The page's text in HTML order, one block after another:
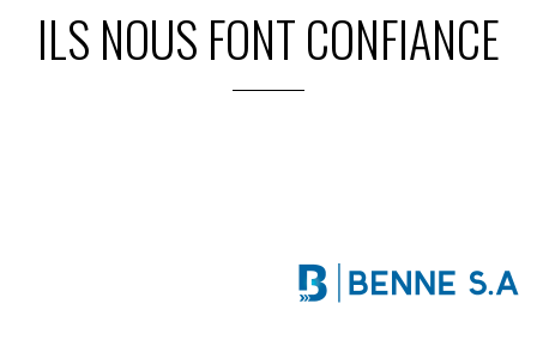
ILS NOUS FONT CONFIANCE